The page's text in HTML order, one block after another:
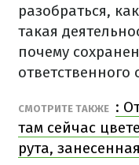
разобраться,
такая
почему
СМОТРИТЕ ТАКЖЕ :
там сейчас
рута,